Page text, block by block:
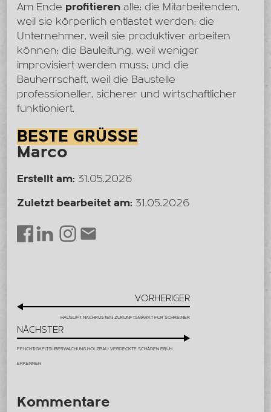
Am Ende profitieren alle: die Mitarbeitenden,
weil sie körperlich entlastet werden; die
Unternehmer, weil sie produktiver arbeiten
können; die Bauleitung, weil weniger
improvisiert werden muss; und die
Bauherrschaft, weil die Baustelle
professioneller, sicherer und wirtschaftlicher
funktioniert.
BESTE GRÜSSE
Marco
Erstellt am: 31.05.2026
Zuletzt bearbeitet am: 31.05.2026
Facebook
LinkedInInstagramEnvelope
VORHERIGER
HAUSLIFT NACHRÜSTEN: ZUKUNFTSMARKT FÜR SCHREINER
NÄCHSTER
FEUCHTIGKEITSÜBERWACHUNG HOLZBAU: VERDECKTE SCHÄDEN FRÜH
ERKENNEN
Kommentare